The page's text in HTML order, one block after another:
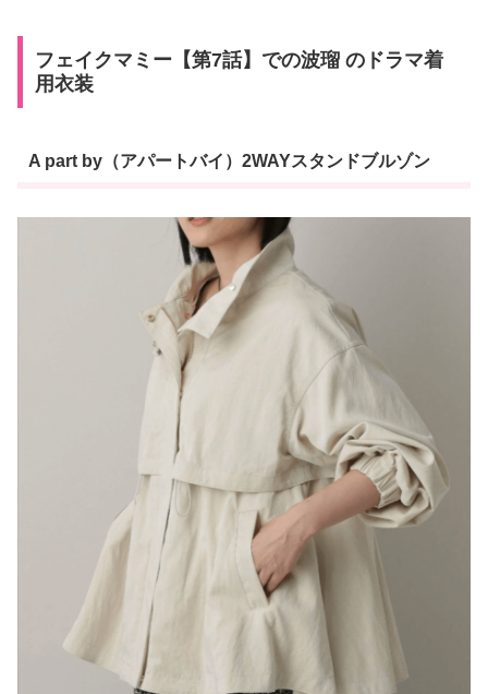
フェイクマミー【第7話】での波瑠 のドラマ着
用衣装
A part by（アパートバイ）2WAYスタンドブルゾン